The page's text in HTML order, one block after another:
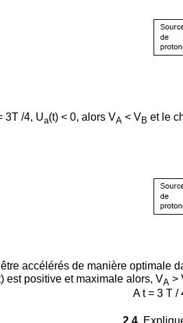
3T /4, Ua(t) < 0, alors VA < VB et le
accélérés de manière optimale
est positive et maximale alors, VA >
A t = 3 T /
2.4.